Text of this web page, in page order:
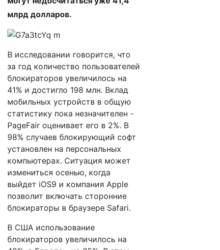
млрд долларов.
В исследовании говорится, что
за год количество пользователей
блокираторов увеличилось на
41% и достигло 198 млн. Вклад
мобильных устройств в общую
статистику пока незначителен -
PageFair оценивает его в 2%. В
98% случаев блокирующий софт
установлен на персональных
компьютерах. Ситуация может
измениться осенью, когда
выйдет iOS9 и компания Apple
позволит включать сторонние
блокираторы в браузере Safari.
В США использование
блокираторов увеличилось на